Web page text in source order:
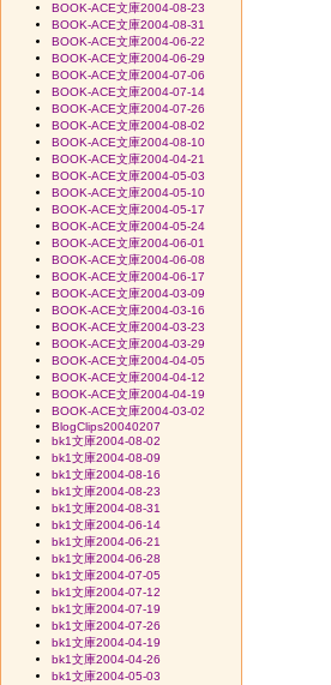
BOOK-ACE文庫2004-08-23
BOOK-ACE文庫2004-08-31
BOOK-ACE文庫2004-06-22
BOOK-ACE文庫2004-06-29
BOOK-ACE文庫2004-07-06
BOOK-ACE文庫2004-07-14
BOOK-ACE文庫2004-07-26
BOOK-ACE文庫2004-08-02
BOOK-ACE文庫2004-08-10
BOOK-ACE文庫2004-04-21
BOOK-ACE文庫2004-05-03
BOOK-ACE文庫2004-05-10
BOOK-ACE文庫2004-05-17
BOOK-ACE文庫2004-05-24
BOOK-ACE文庫2004-06-01
BOOK-ACE文庫2004-06-08
BOOK-ACE文庫2004-06-17
BOOK-ACE文庫2004-03-09
BOOK-ACE文庫2004-03-16
BOOK-ACE文庫2004-03-23
BOOK-ACE文庫2004-03-29
BOOK-ACE文庫2004-04-05
BOOK-ACE文庫2004-04-12
BOOK-ACE文庫2004-04-19
BOOK-ACE文庫2004-03-02
BlogClips20040207
bk1文庫2004-08-02
bk1文庫2004-08-09
bk1文庫2004-08-16
bk1文庫2004-08-23
bk1文庫2004-08-31
bk1文庫2004-06-14
bk1文庫2004-06-21
bk1文庫2004-06-28
bk1文庫2004-07-05
bk1文庫2004-07-12
bk1文庫2004-07-19
bk1文庫2004-07-26
bk1文庫2004-04-19
bk1文庫2004-04-26
bk1文庫2004-05-03